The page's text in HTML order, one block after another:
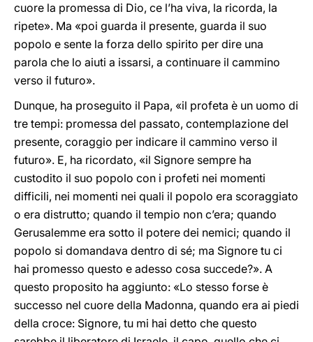
cuore la promessa di Dio, ce l’ha viva, la ricorda, la
ripete». Ma «poi guarda il presente, guarda il suo
popolo e sente la forza dello spirito per dire una
parola che lo aiuti a issarsi, a continuare il cammino
verso il futuro».
Dunque, ha proseguito il Papa, «il profeta è un uomo di
tre tempi: promessa del passato, contemplazione del
presente, coraggio per indicare il cammino verso il
futuro». E, ha ricordato, «il Signore sempre ha
custodito il suo popolo con i profeti nei momenti
difficili, nei momenti nei quali il popolo era scoraggiato
o era distrutto; quando il tempio non c’era; quando
Gerusalemme era sotto il potere dei nemici; quando il
popolo si domandava dentro di sé; ma Signore tu ci
hai promesso questo e adesso cosa succede?». A
questo proposito ha aggiunto: «Lo stesso forse è
successo nel cuore della Madonna, quando era ai piedi
della croce: Signore, tu mi hai detto che questo